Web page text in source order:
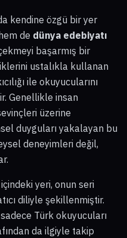
kendine özgü bir yer
de dünya edebiyatı
başarmış bir
ustalıkla kullanan
ile okuyucularını
Genellikle insan
üzerine
duyguları yakalayan bu
deneyimleri değil,
içindeki yeri, onun seri
diliyle şekillenmiştir.
Türk okuyucuları
da ilgiyle takip